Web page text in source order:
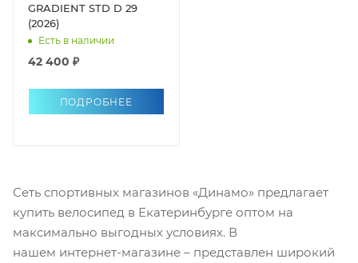
GRADIENT STD D 29
(2026)
Есть в наличии
42 400 ₽
ПОДРОБНЕЕ
Сеть спортивных магазинов «Динамо» предлагает
купить велосипед в Екатеринбурге оптом на
максимально выгодных условиях. В
нашем интернет-магазине – представлен широкий